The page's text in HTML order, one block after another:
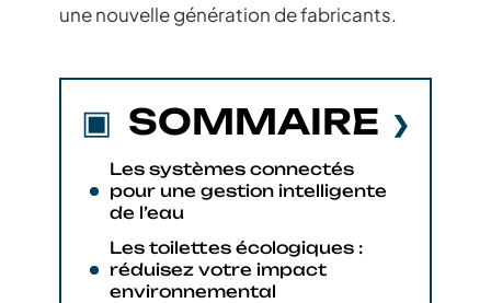
une nouvelle génération de fabricants.
SOMMAIRE
Les systèmes connectés
pour une gestion intelligente
de l’eau
Les toilettes écologiques :
réduisez votre impact
environnemental